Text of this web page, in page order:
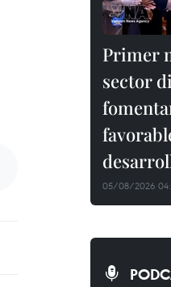
Primer
sector
05/08/2026